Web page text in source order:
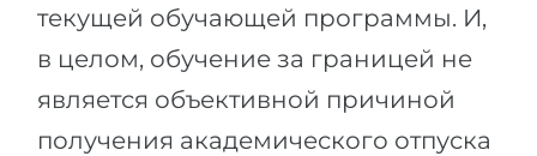
текущей обучающей программы. И,
в целом, обучение за границей не
является объективной причиной
получения академического отпуска